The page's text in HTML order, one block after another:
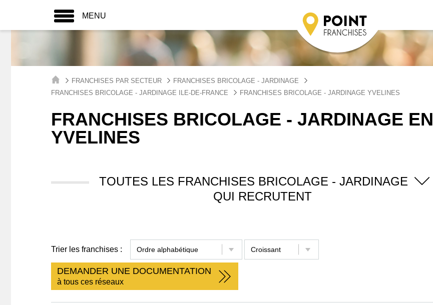
MENU
FRANCHISES PAR SECTEUR
FRANCHISES BRICOLAGE - JARDINAGE
FRANCHISES BRICOLAGE - JARDINAGE ILE-DE-FRANCE
FRANCHISES BRICOLAGE - JARDINAGE YVELINES
FRANCHISES BRICOLAGE - JARDINAGE EN
YVELINES
TOUTES LES FRANCHISES BRICOLAGE - JARDINAGE
QUI RECRUTENT
Trier les franchises :
DEMANDER UNE DOCUMENTATION
à tous ces réseaux